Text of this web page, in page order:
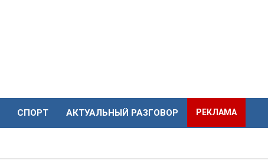
СПОРТ АКТУАЛЬНЫЙ РАЗГОВОР РЕКЛАМА